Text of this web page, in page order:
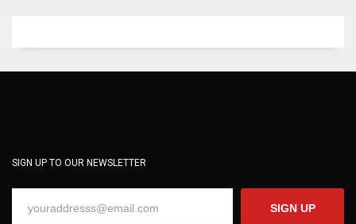
SIGN UP TO OUR NEWSLETTER
SIGN UP